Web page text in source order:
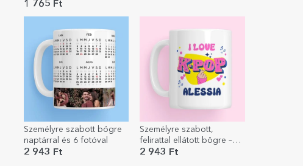
1 765 Ft
Személyre szabott bögre
naptárral és 6 fotóval
2 943 Ft
Személyre szabott,
felirattal ellátott bögre –
Kpop
2 943 Ft